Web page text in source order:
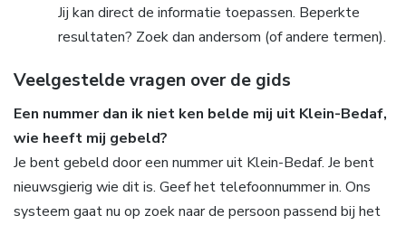
Jij kan direct de informatie toepassen. Beperkte
resultaten? Zoek dan andersom (of andere termen).
Veelgestelde vragen over de gids
Een nummer dan ik niet ken belde mij uit Klein-Bedaf,
wie heeft mij gebeld?
Je bent gebeld door een nummer uit Klein-Bedaf. Je bent
nieuwsgierig wie dit is. Geef het telefoonnummer in. Ons
systeem gaat nu op zoek naar de persoon passend bij het